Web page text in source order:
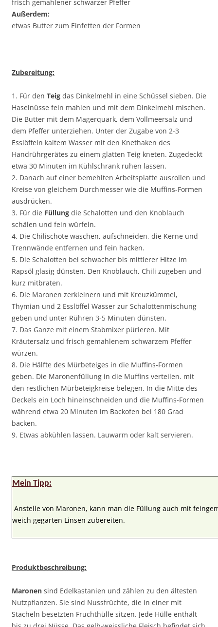
frisch gemahlener schwarzer Pfeffer
Außerdem:
etwas Butter zum Einfetten der Formen
Zubereitung:
1. Für den Teig das Dinkelmehl in eine Schüssel sieben. Die
Haselnüsse fein mahlen und mit dem Dinkelmehl mischen.
Die Butter mit dem Magerquark, dem Vollmeersalz und
dem Pfeffer unterziehen. Unter der Zugabe von 2-3
Esslöffeln kaltem Wasser mit den Knethaken des
Handrührgerätes zu einem glatten Teig kneten. Zugedeckt
etwa 30 Minuten im Kühlschrank ruhen lassen.
2. Danach auf einer bemehlten Arbeitsplatte ausrollen und
Kreise von gleichem Durchmesser wie die Muffins-Formen
ausdrücken.
3. Für die Füllung die Schalotten und den Knoblauch
schälen und fein würfeln.
4. Die Chilischote waschen, aufschneiden, die Kerne und
Trennwände entfernen und fein hacken.
5. Die Schalotten bei schwacher bis mittlerer Hitze im
Rapsöl glasig dünsten. Den Knoblauch, Chili zugeben und
kurz mitbraten.
6. Die Maronen zerkleinern und mit Kreuzkümmel,
Thymian und 2 Esslöffel Wasser zur Schalottenmischung
geben und unter Rühren 3-5 Minuten dünsten.
7. Das Ganze mit einem Stabmixer pürieren. Mit
Kräutersalz und frisch gemahlenem schwarzem Pfeffer
würzen.
8. Die Hälfte des Mürbeteiges in die Muffins-Formen
geben. Die Maronenfüllung in die Muffins verteilen. mit
den restlichen Mürbeteigkreise belegen. In die Mitte des
Deckels ein Loch hineinschneiden und die Muffins-Formen
während etwa 20 Minuten im Backofen bei 180 Grad
backen.
9. Etwas abkühlen lassen. Lauwarm oder kalt servieren.
Mein Tipp:
Anstelle von Maronen, kann man die Füllung auch mit
weich gegarten Linsen zubereiten.
Produktbeschreibung:
Maronen sind Edelkastanien und zählen zu den ältesten
Nutzpflanzen. Sie sind Nussfrüchte, die in einer mit
Stacheln besetzten Fruchthülle sitzen. Jede Hülle enthält